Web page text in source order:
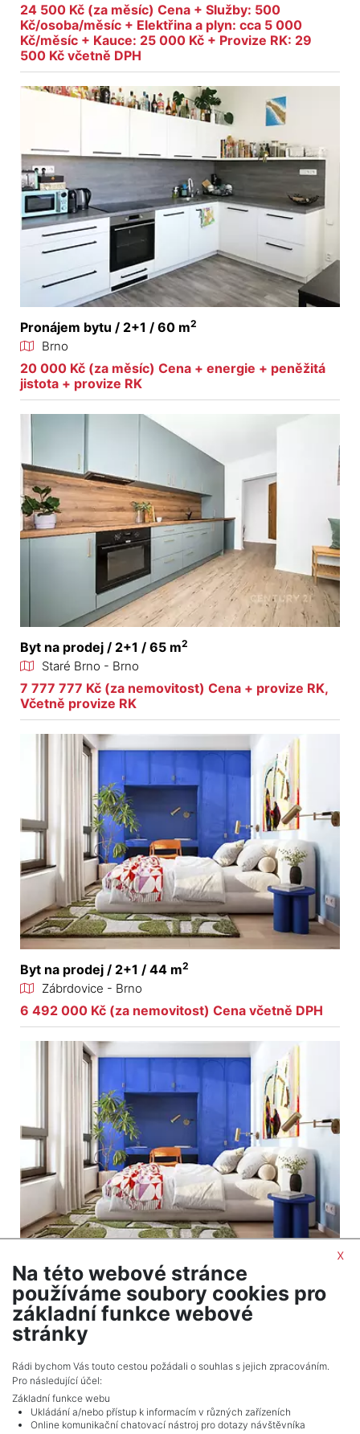
24 500 Kč (za měsíc) Cena + Služby: 500
Kč/osoba/měsíc + Elektřina a plyn: cca 5 000
Kč/měsíc + Kauce: 25 000 Kč + Provize RK: 29
500 Kč včetně DPH
Pronájem bytu / 2+1 / 60 m2
Brno
20 000 Kč (za měsíc) Cena + energie + peněžitá
jistota + provize RK
Byt na prodej / 2+1 / 65 m2
Staré Brno - Brno
7 777 777 Kč (za nemovitost) Cena + provize RK,
Včetně provize RK
Byt na prodej / 2+1 / 44 m2
Zábrdovice - Brno
6 492 000 Kč (za nemovitost) Cena včetně DPH
Byt na prodej / 2+1 / 45 m2
Zábrdovice - Brno
7 068 000 Kč (za nemovitost) Cena včetně DPH
Celkem10inzerátů.
x
Na této webové stránce
používáme soubory cookies pro
základní funkce webové
stránky
Rádi bychom Vás touto cestou požádali o souhlas s jejich zpracováním.
Pro následující účel:
Základní funkce webu
Ukládání a/nebo přístup k informacím v různých zařízeních
Online komunikační chatovací nástroj pro dotazy návštěvníka